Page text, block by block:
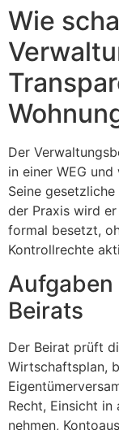
Wie
Der
in einer WEG
Seine
der Praxis wird
formal besetzt,
Kontrollrechte
Aufgaben
Beirats
Der Beirat prüft
Wirtschaftsplan,
Recht, Einsicht in
nehmen,